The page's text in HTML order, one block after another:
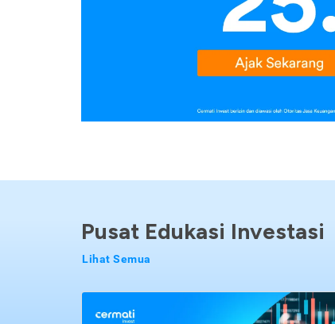
Pusat Edukasi Investasi
Lihat Semua